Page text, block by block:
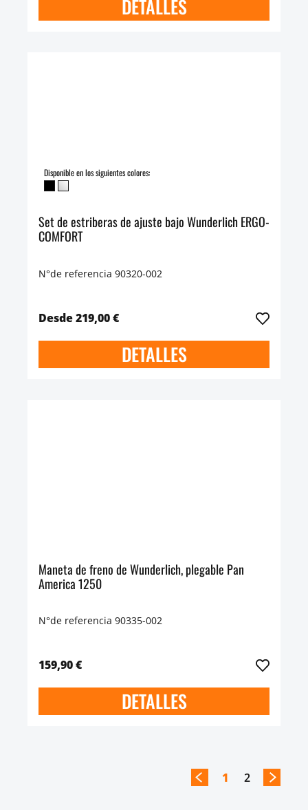
DETALLES
Disponible en los siguientes colores:
Set de estriberas de ajuste bajo Wunderlich ERGO-
COMFORT
N°de referencia 90320-002
Desde 219,00 €
DETALLES
Maneta de freno de Wunderlich, plegable Pan
America 1250
N°de referencia 90335-002
159,90 €
DETALLES
1 2